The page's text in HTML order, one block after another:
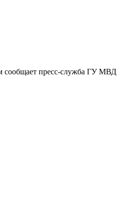
сообщает пресс-служба ГУ МВД